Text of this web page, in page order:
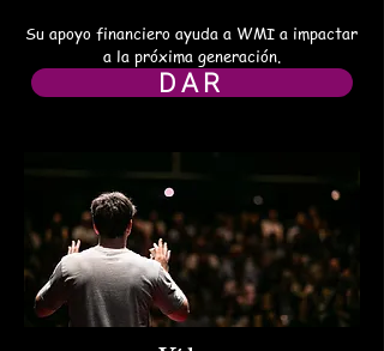
Su apoyo financiero ayuda a WMI a impactar
a la próxima generación.
DAR